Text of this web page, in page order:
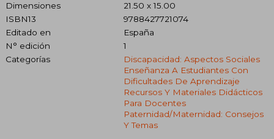
Dimensiones
21.50 x 15.00
ISBN13
9788427721074
Editado en
España
N° edición
1
Categorías
Discapacidad: Aspectos Sociales
Enseñanza A Estudiantes Con
Dificultades De Aprendizaje
Recursos Y Materiales Didácticos
Para Docentes
Paternidad/maternidad: Consejos
Y Temas